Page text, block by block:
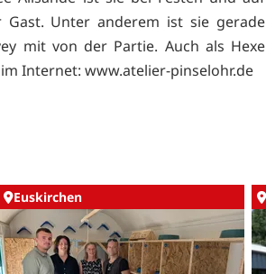
Unter anderem ist sie gerade
mit von der Partie. Auch als Hexe
Internet: www.atelier-pinselohr.de
Euskirchen